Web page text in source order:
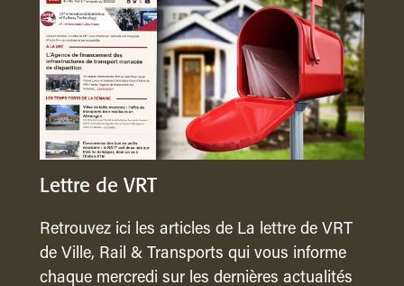
Lettre de VRT
Retrouvez ici les articles de La lettre de VRT
de Ville, Rail & Transports qui vous informe
chaque mercredi sur les dernières actualités